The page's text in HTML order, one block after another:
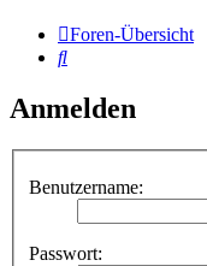
Foren-Übersicht
Suche
Anmelden
Benutzername:
Passwort: